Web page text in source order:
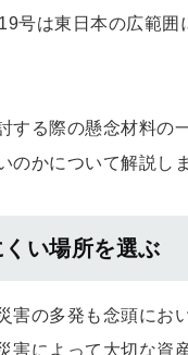
号は東日本の広範
する際の懸念材料の
のかについて解説しま
い場所を選ぶ
害の多発も念頭にお
害によって大切な